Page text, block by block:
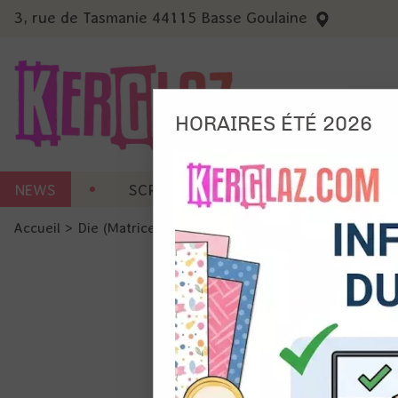
3, rue de Tasmanie 44115 Basse Goulaine
NEWS SCRAP CARTERIE MACHINES
Accueil > Die (Matrice de découpe) Die format standard
Ils
et du
précises
Si vous
de la
HORAIRES ÉTÉ 2026